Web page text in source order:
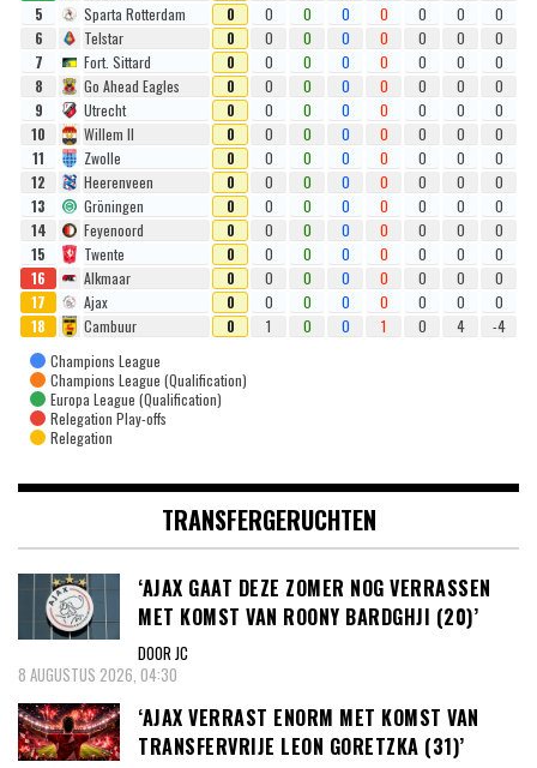
5
Sparta Rotterdam 0 0 0 0 0 0 0
0
6
Telstar 0 0 0 0 0 0 0
0
7
Fort. Sittard 0 0 0 0 0 0 0
0
8
Go Ahead Eagles 0 0 0 0 0 0 0
0
9
Utrecht 0 0 0 0 0 0 0
0
10
Willem II 0 0 0 0 0 0 0
0
11
Zwolle 0 0 0 0 0 0 0
0
12
Heerenveen 0 0 0 0 0 0 0
0
13
Gröningen 0 0 0 0 0 0 0
0
14
Feyenoord 0 0 0 0 0 0 0
0
15
Twente 0 0 0 0 0 0 0
0
16
Alkmaar 0 0 0 0 0 0 0
0
17
Ajax 0 0 0 0 0 0 0
0
18
Cambuur 0 1 0 0 1 0 4
-4
Champions League
Champions League (Qualification)
Europa League (Qualification)
Relegation Play-offs
Relegation
TRANSFERGERUCHTEN
‘AJAX GAAT DEZE ZOMER NOG VERRASSEN
MET KOMST VAN ROONY BARDGHJI (20)’
DOOR JC
8 AUGUSTUS 2026, 04:30
‘AJAX VERRAST ENORM MET KOMST VAN
TRANSFERVRIJE LEON GORETZKA (31)’